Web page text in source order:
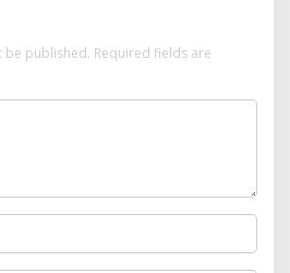
be published. Required fields are